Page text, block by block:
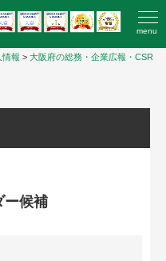
menu
情報 > 大阪府の総務・企業広報・CSR
ー候補